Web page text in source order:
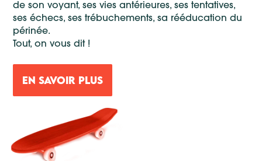
de son voyant, ses vies antérieures, ses tentatives,
ses échecs, ses trébuchements, sa rééducation du
périnée.
Tout, on vous dit !
EN SAVOIR PLUS